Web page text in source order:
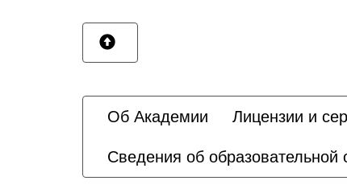
Об Академии Лицензии и
Сведения об образовательной